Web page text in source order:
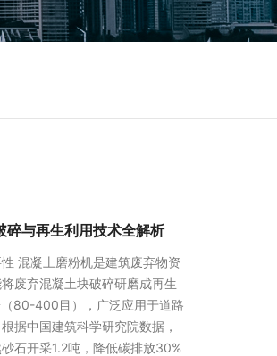
碎与再生利用技术全解析
混凝土磨粉机是建筑废弃物资
废弃混凝土块破碎研磨成再生
80-400目），广泛应用于道路
据中国建筑科学研究院数据，
石开采1.2吨，降低碳排放30%